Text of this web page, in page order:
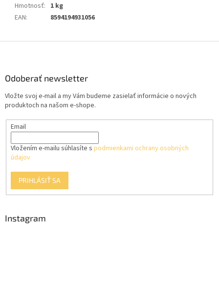
Hmotnosť: 1 kg
EAN: 8594194931056
Odoberať newsletter
Vložte svoj e-mail a my Vám budeme zasielať informácie o nových
produktoch na našom e-shope.
Email
Vložením e-mailu súhlasíte s podmienkami ochrany osobných
údajov
PRIHLÁSIŤ SA
Instagram